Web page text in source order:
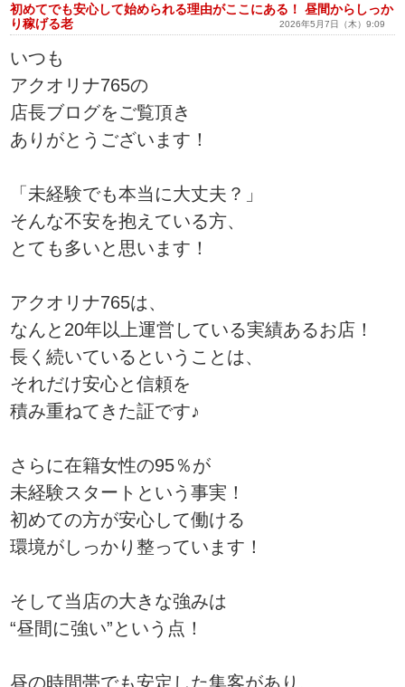
初めてでも安心して始められる理由がここにある！ 昼間からしっか
り稼げる老
2026年5月7日（木）9:09
いつも
アクオリナ765の
店長ブログをご覧頂き
ありがとうございます！
「未経験でも本当に大丈夫？」
そんな不安を抱えている方、
とても多いと思います！
アクオリナ765は、
なんと20年以上運営している実績あるお店！
長く続いているということは、
それだけ安心と信頼を
積み重ねてきた証です♪
さらに在籍女性の95％が
未経験スタートという事実！
初めての方が安心して働ける
環境がしっかり整っています！
そして当店の大きな強みは
“昼間に強い”という点！
昼の時間帯でも安定した集客があり、